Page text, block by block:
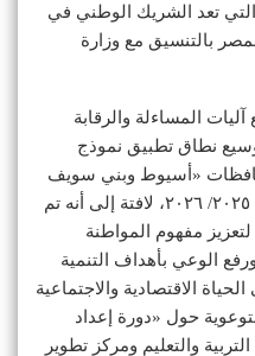
التي تعد الشريك الوطني في
بالتنسيق مع وزارة
المساءلة والرقابة
نطاق تطبيق نموذج
«أسيوط وبني سويف
والمنيا وأسوان خلال العام المالي ٢٠٢٥/ ٢٠٢٦، لافتة إلى أنه تم
مفهوم المواطنة
الوعي بأهداف التنمية
الاقتصادية والاجتماعية
حول «دورة إعداد
والتعليم ومركز تطوير